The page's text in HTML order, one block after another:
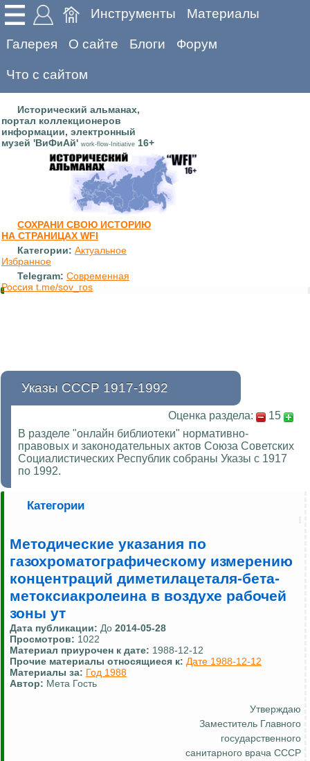
Инструменты Материалы
Галерея О сайте Блоги Форум
Что с сайтом
Исторический альманах,
портал коллекционеров
информации, электронный
музей 'ВиФиАй' work-flow-Initiative 16+
СОХРАНИ СВОЮ ИСТОРИЮ
НА СТРАНИЦАХ WFI
Категории: Актуальное
Избранное
Telegram: Современная
Россия t.me/sov_ros
Указы СССР 1917-1992
Оценка раздела:
15
В разделе "онлайн библиотеки" нормативно-
правовых и законодательных актов Союза Советских
Социалистических Республик собраны Указы с 1917
по 1992.
Категории
Методические указания по
газохроматографическому измерению
концентраций диметилацеталя-бета-
метоксиакролеина в воздухе рабочей
зоны ут
Дата публикации: До 2014-05-28
Просмотров: 1022
Материал приурочен к дате: 1988-12-12
Прочие материалы относящиеся к: Дате 1988-12-12
Материалы за: Год 1988
Автор: Мета Гость
Утверждаю
Заместитель Главного
государственного
санитарного врача СССР